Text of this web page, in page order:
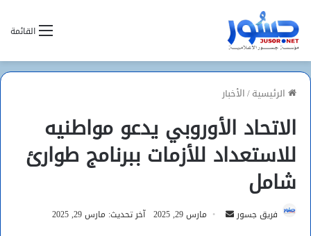
القائمة
الرئيسية/الأخبار
الاتحاد الأوروبي يدعو مواطنيه
للاستعداد للأزمات ببرنامج طوارئ
شامل
فريق جسور
أرسل مارس 29, 2025 آخر تحديث: مارس 29, 2025